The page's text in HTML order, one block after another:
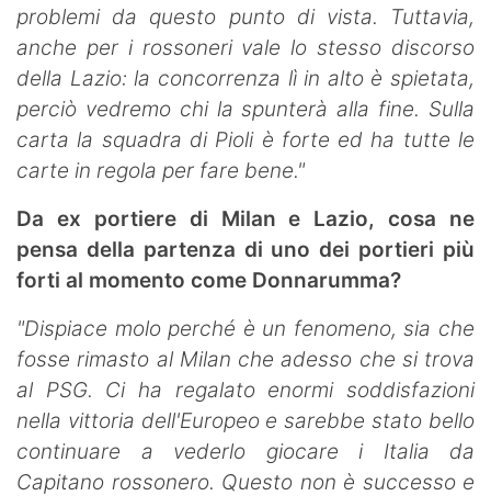
problemi da questo punto di vista. Tuttavia,
anche per i rossoneri vale lo stesso discorso
della Lazio: la concorrenza lì in alto è spietata,
perciò vedremo chi la spunterà alla fine. Sulla
carta la squadra di Pioli è forte ed ha tutte le
carte in regola per fare bene."
Da ex portiere di Milan e Lazio, cosa ne
pensa della partenza di uno dei portieri più
forti al momento come Donnarumma?
"Dispiace molo perché è un fenomeno, sia che
fosse rimasto al Milan che adesso che si trova
al PSG. Ci ha regalato enormi soddisfazioni
nella vittoria dell'Europeo e sarebbe stato bello
continuare a vederlo giocare i Italia da
Capitano rossonero. Questo non è successo e